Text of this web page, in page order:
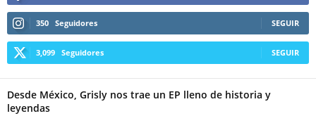
350 Seguidores SEGUIR
3,099 Seguidores SEGUIR
Desde México, Grisly nos trae un EP lleno de historia y
leyendas